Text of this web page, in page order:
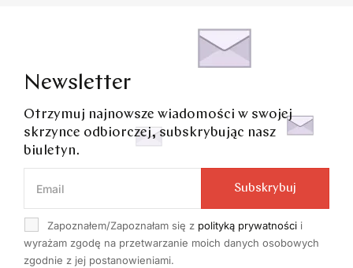
Newsletter
Otrzymuj najnowsze wiadomości w swojej
skrzynce odbiorczej, subskrybując nasz
biuletyn.
Zapoznałem/Zapoznałam się z polityką prywatności i
wyrażam zgodę na przetwarzanie moich danych osobowych
zgodnie z jej postanowieniami.
Subskrybuj